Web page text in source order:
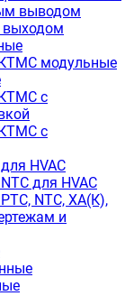
выводом
модульные
с
с
HVAC
для HVAC
NTC, ХА(К),
и